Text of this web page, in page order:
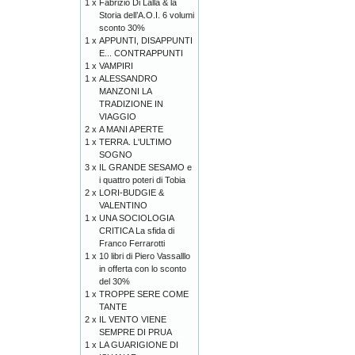
1 x Fabrizio Di Lalla & la
Storia dell’A.O.I. 6 volumi
sconto 30%
1 x APPUNTI, DISAPPUNTI
E... CONTRAPPUNTI
1 x VAMPIRI
1 x ALESSANDRO
MANZONI LA
TRADIZIONE IN
VIAGGIO
2 x A MANI APERTE
1 x TERRA. L'ULTIMO
SOGNO
3 x IL GRANDE SESAMO e
i quattro poteri di Tobia
2 x LORI-BUDGIE &
VALENTINO
1 x UNA SOCIOLOGIA
CRITICA La sfida di
Franco Ferrarotti
1 x 10 libri di Piero Vassalllo
in offerta con lo sconto
del 30%
1 x TROPPE SERE COME
TANTE
2 x IL VENTO VIENE
SEMPRE DI PRUA
1 x LA GUARIGIONE DI